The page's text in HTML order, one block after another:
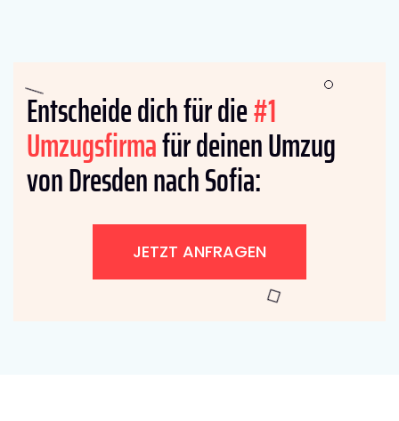
Entscheide dich für die#1
Umzugsfirmafür deinen Umzug
von Dresden nach Sofia:
JETZT ANFRAGEN